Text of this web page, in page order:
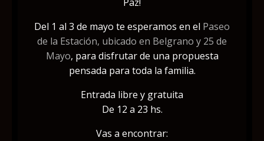
Del 1 al 3 de mayo te esperamos en el Paseo
de la Estación, ubicado en Belgrano y 25 de
Mayo, para disfrutar de una propuesta
pensada para toda la familia.
Entrada libre y gratuita
De 12 a 23 hs.
Vas a encontrar: